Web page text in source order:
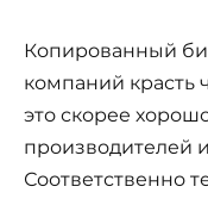
Копированный
компаний красть
это скорее
производителей
Соответственно